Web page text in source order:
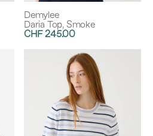
Demylee
Daria Top, Smoke
CHF 245.00